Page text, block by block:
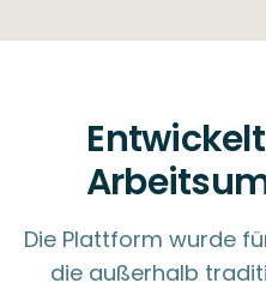
Die Plattform wurde
die außerhalb